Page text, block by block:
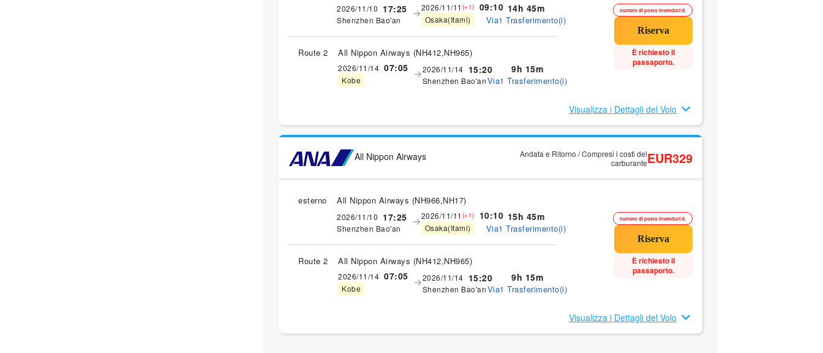
2026/11/10 17:25
Shenzhen Bao'an
2026/11/11 (+1) 09:10
Osaka(Itami)
14h 45m
Via1 Trasferimento(i)
Route 2 All Nippon Airways (NH412,NH965)
2026/11/14 07:05
Kobe
2026/11/14 15:20
Shenzhen Bao'an
9h 15m
Via1 Trasferimento(i)
numero di posto invenduti:6.
È richiesto il
passaporto.
Visualizza i Dettagli del Volo
All Nippon Airways
Andata e Ritorno / Compresi i costi del
carburanteEUR329
esterno All Nippon Airways (NH966,NH17)
2026/11/10 17:25
Shenzhen Bao'an
2026/11/11 (+1) 10:10
Osaka(Itami)
15h 45m
Via1 Trasferimento(i)
Route 2 All Nippon Airways (NH412,NH965)
2026/11/14 07:05
Kobe
2026/11/14 15:20
Shenzhen Bao'an
9h 15m
Via1 Trasferimento(i)
numero di posto invenduti:6.
È richiesto il
passaporto.
Visualizza i Dettagli del Volo